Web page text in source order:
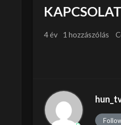
4 év 1 hozzászólás